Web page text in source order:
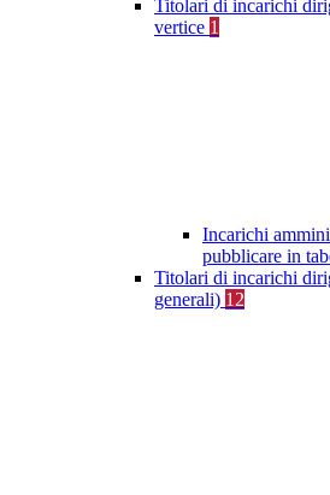
Titolari di incarichi
vertice 1
Incarichi
pubblicare in
Titolari di incarichi
generali) 12